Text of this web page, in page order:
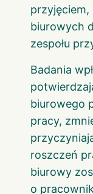
biurowych
zespołu
Badania
biurowego
pracy,
roszczeń
biurowy
o